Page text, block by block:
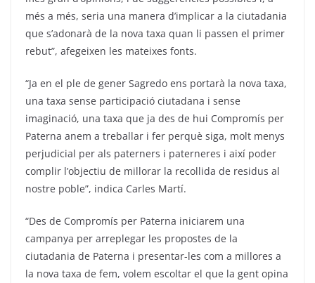
més a més, seria una manera d’implicar a la ciutadania
que s’adonarà de la nova taxa quan li passen el primer
rebut”, afegeixen les mateixes fonts.
“Ja en el ple de gener Sagredo ens portarà la nova taxa,
una taxa sense participació ciutadana i sense
imaginació, una taxa que ja des de hui Compromís per
Paterna anem a treballar i fer perquè siga, molt menys
perjudicial per als paterners i paterneres i així poder
complir l’objectiu de millorar la recollida de residus al
nostre poble”, indica Carles Martí.
“Des de Compromís per Paterna iniciarem una
campanya per arreplegar les propostes de la
ciutadania de Paterna i presentar-les com a millores a
la nova taxa de fem, volem escoltar el que la gent opina